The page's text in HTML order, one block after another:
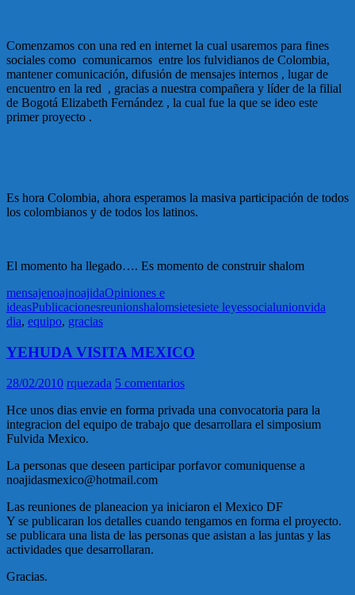
Comenzamos con una red en internet la cual usaremos para fines
sociales como comunicarnos entre los fulvidianos de Colombia,
mantener comunicación, difusión de mensajes internos , lugar de
encuentro en la red , gracias a nuestra compañera y líder de la filial
de Bogotá Elizabeth Fernández , la cual fue la que se ideo este
primer proyecto .
Es hora Colombia, ahora esperamos la masiva participación de todos
los colombianos y de todos los latinos.
El momento ha llegado…. Es momento de construir shalom
mensajenoajnoajidaOpiniones e
ideasPublicacionesreunionshalomsietesiete leyessocialunionvida
dia, equipo, gracias
YEHUDA VISITA MEXICO
28/02/2010 rquezada 5 comentarios
Hce unos dias envie en forma privada una convocatoria para la
integracion del equipo de trabajo que desarrollara el simposium
Fulvida Mexico.
La personas que deseen participar porfavor comuniquense a
noajidasmexico@hotmail.com
Las reuniones de planeacion ya iniciaron el Mexico DF
Y se publicaran los detalles cuando tengamos en forma el proyecto.
se publicara una lista de las personas que asistan a las juntas y las
actividades que desarrollaran.
Gracias.